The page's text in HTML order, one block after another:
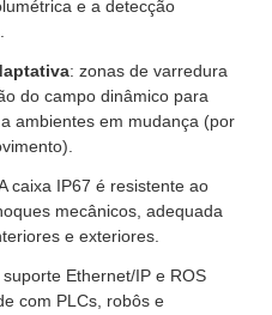
e a detecção
: zonas de varredura
do campo dinâmico para
ambientes em mudança (por
caixa IP67 é resistente ao
mecânicos, adequada
e exteriores.
suporte Ethernet/IP e ROS
com PLCs, robôs e